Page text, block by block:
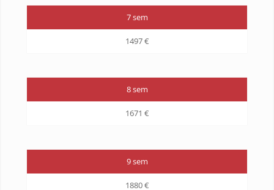
7 sem
1497 €
8 sem
1671 €
9 sem
1880 €